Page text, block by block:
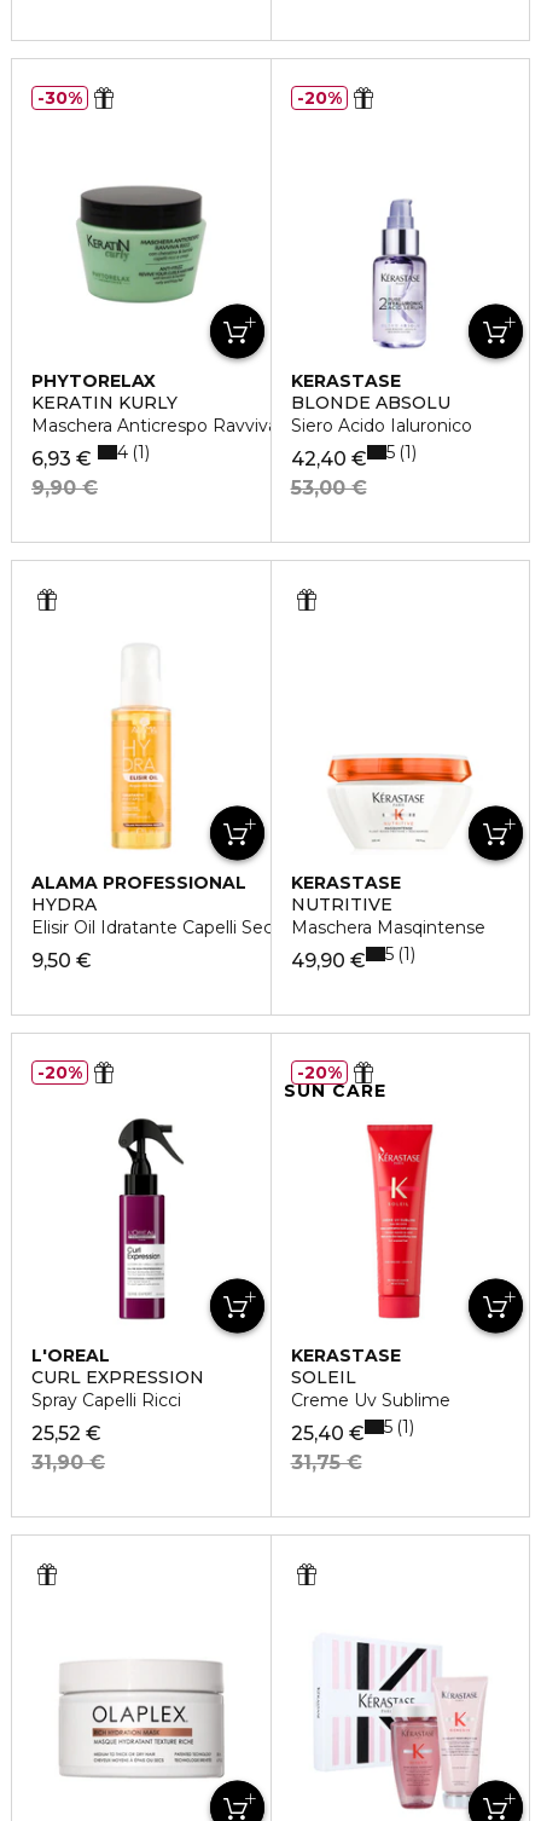
PHYTORELAX
KERATIN KURLY
Maschera Anticrespo Ravviva Ricci
6,93 €
9,90 €
4 1
30%
KERASTASE
BLONDE ABSOLU
Siero Acido Ialuronico
42,40 €
53,00 €
5 1
20%
ALAMA PROFESSIONAL
HYDRA
Elisir Oil Idratante Capelli Secchi
9,50 €
KERASTASE
NUTRITIVE
Maschera Masqintense
49,90 € 5 1
L'OREAL
PROFESSIONNEL
CURL EXPRESSION
Spray Capelli Ricci
25,52 €
31,90 €
20%
SUN CARE
KERASTASE
SOLEIL
Creme Uv Sublime
25,40 €
31,75 €
5 1
20%